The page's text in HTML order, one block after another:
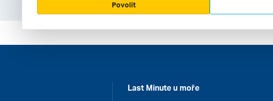
Last Minute u moře
Povolit